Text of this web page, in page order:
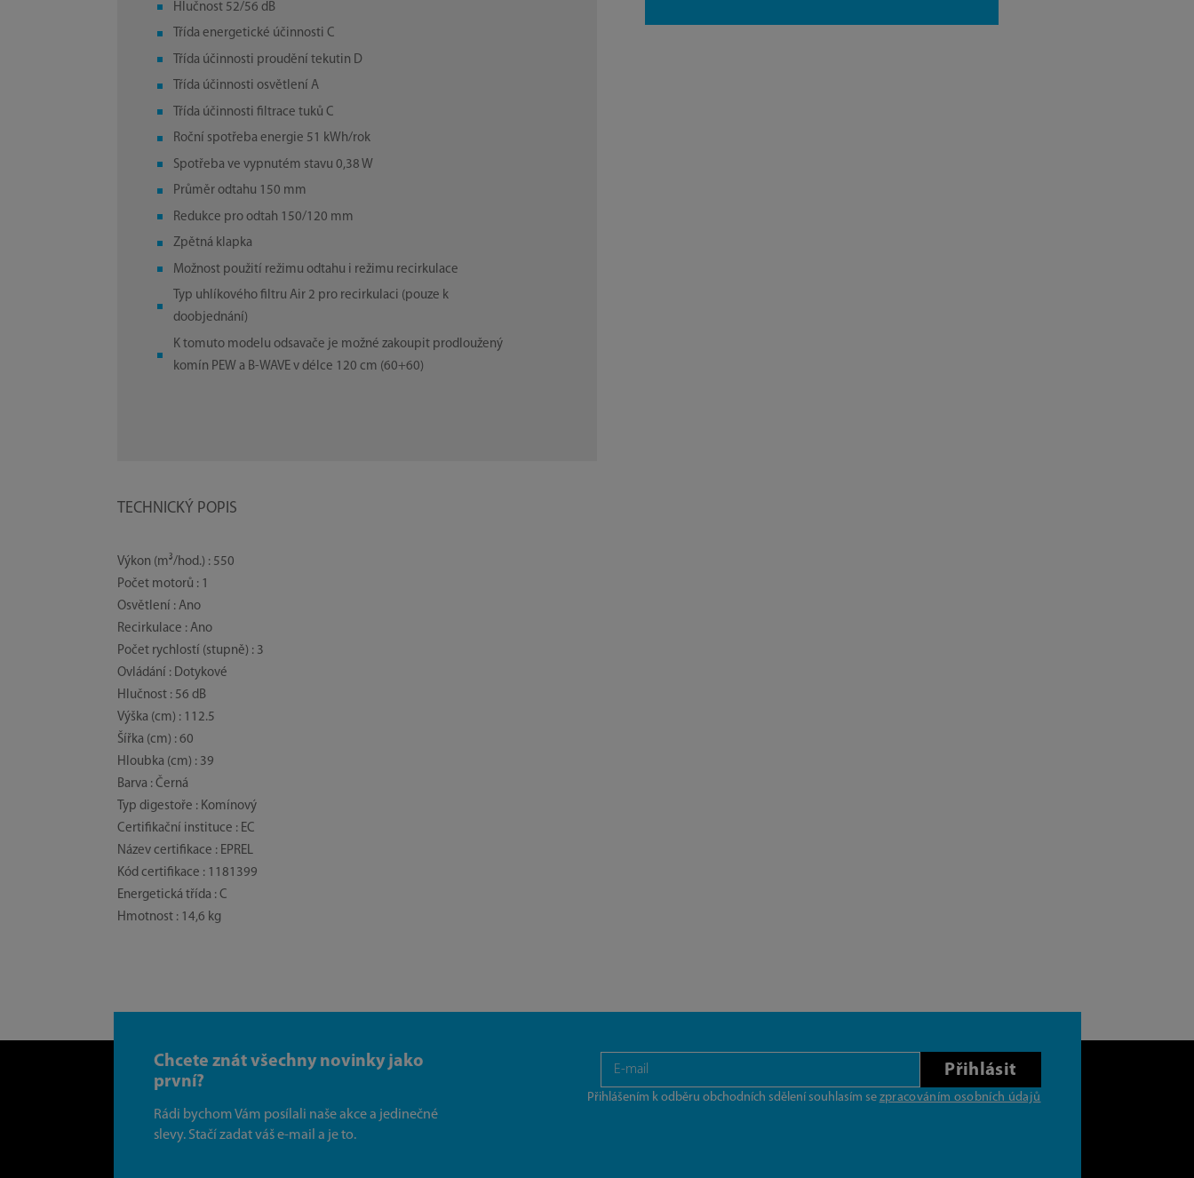
Hlučnost 52/56 dB
Třída energetické účinnosti C
Třída účinnosti proudění tekutin D
Třída účinnosti osvětlení A
Třída účinnosti filtrace tuků C
Roční spotřeba energie 51 kWh/rok
Spotřeba ve vypnutém stavu 0,38 W
Průměr odtahu 150 mm
Redukce pro odtah 150/120 mm
Zpětná klapka
Možnost použití režimu odtahu i režimu recirkulace
Typ uhlíkového filtru Air 2 pro recirkulaci (pouze k
doobjednání)
K tomuto modelu odsavače je možné zakoupit prodloužený
komín PEW a B-WAVE v délce 120 cm (60+60)
TECHNICKÝ POPIS
Výkon (m³/hod.) : 550
Počet motorů : 1
Osvětlení : Ano
Recirkulace : Ano
Počet rychlostí (stupně) : 3
Ovládání : Dotykové
Hlučnost : 56 dB
Výška (cm) : 112.5
Šířka (cm) : 60
Hloubka (cm) : 39
Barva : Černá
Typ digestoře : Komínový
Certifikační instituce : EC
Název certifikace : EPREL
Kód certifikace : 1181399
Energetická třída : C
Hmotnost : 14,6 kg
Chcete znát všechny novinky jako
první?
Rádi bychom Vám posílali naše akce a jedinečné
slevy. Stačí zadat váš e-mail a je to.
Přihlásit
Přihlášením k odběru obchodních sdělení souhlasím se zpracováním osobních údajů